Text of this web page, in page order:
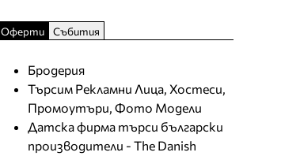
Оферти Събития
Бродерия
Търсим Рекламни Лица, Хостеси,
Промоутъри, Фото Модели
Датска фирма търси български
производители - The Danish